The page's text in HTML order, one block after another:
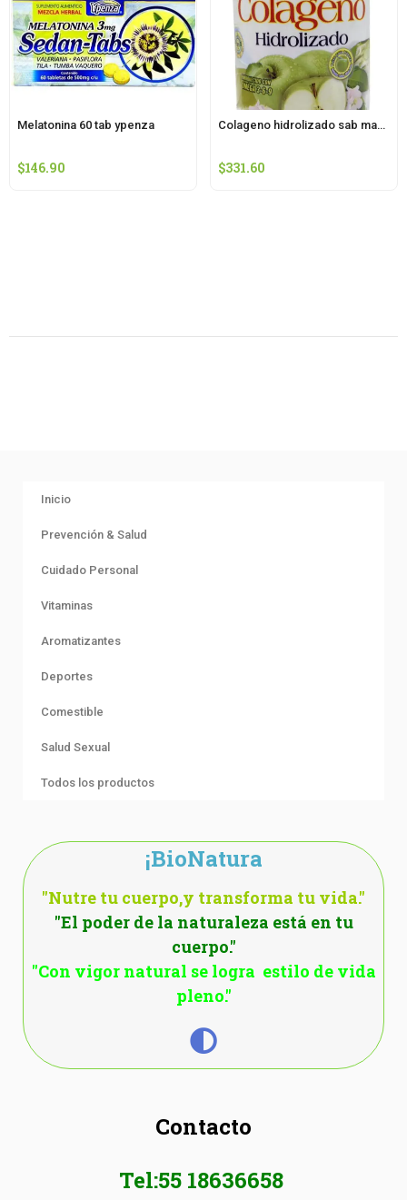
Melatonina 60 tab ypenza
$146.90
Colageno hidrolizado sab manzana 1100 g ypenza
$331.60
Inicio
Prevención & Salud
Cuidado Personal
Vitaminas
Aromatizantes
Deportes
Comestible
Salud Sexual
Todos los productos
¡BioNatura
"Nutre tu cuerpo,y transforma tu vida."
"El poder de la naturaleza está en tu
cuerpo."
"Con vigor natural se logra estilo de vida
pleno."
Contacto
Tel:55 18636658